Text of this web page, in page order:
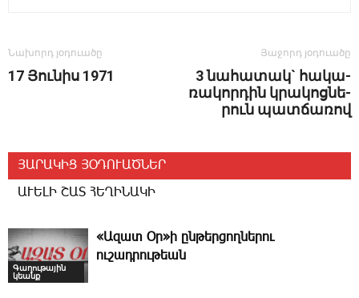
Նախորդ յօդուածը
17 ­Յու­նիս 1971
Յաջորդ յօդուածը
3 նա­հա­տակ` հա­կա­
ռա­կոր­դին կրա­կոց­նե­
րուն պատ­ճա­ռով
ՅԱՐԱԿԻՑ ՅՕԴՈՒԱԾՆԵՐ
ԱՒԵԼԻ ՇԱՏ ՀԵՂԻՆԱԿԻ
Գաղութային
կեանք
«Ազատ Օր»ի ընթերցողներու
ուշադրութեան